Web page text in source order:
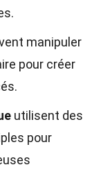
manipuler
pour créer
utilisent des
pour